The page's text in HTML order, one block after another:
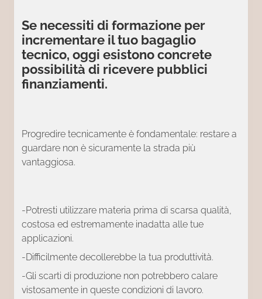
Se necessiti di formazione per
incrementare il tuo bagaglio
tecnico, oggi esistono concrete
possibilità di ricevere pubblici
finanziamenti.
Progredire tecnicamente è fondamentale: restare a
guardare non è sicuramente la strada più
vantaggiosa.
-Potresti utilizzare materia prima di scarsa qualità,
costosa ed estremamente inadatta alle tue
applicazioni.
-Difficilmente decollerebbe la tua produttività.
-Gli scarti di produzione non potrebbero calare
vistosamente in queste condizioni di lavoro.